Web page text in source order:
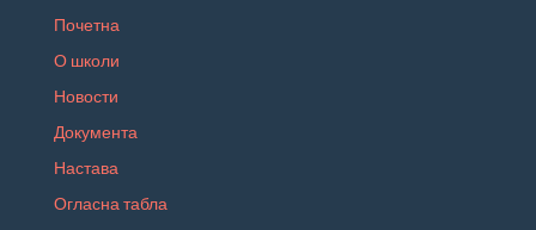
Почетна
О школи
Новости
Документа
Настава
Огласна табла